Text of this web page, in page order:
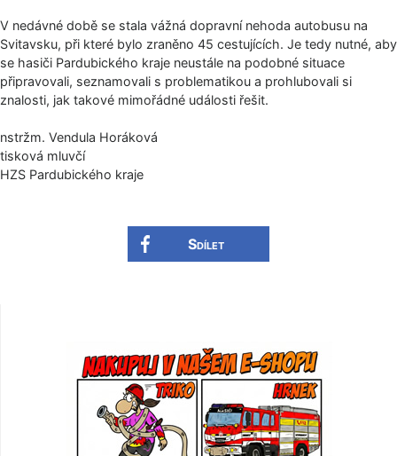
V nedávné době se stala vážná dopravní nehoda autobusu na
Svitavsku, při které bylo zraněno 45 cestujících. Je tedy nutné, aby
se hasiči Pardubického kraje neustále na podobné situace
připravovali, seznamovali s problematikou a prohlubovali si
znalosti, jak takové mimořádné události řešit.
nstržm. Vendula Horáková
tisková mluvčí
HZS Pardubického kraje
Sdílet